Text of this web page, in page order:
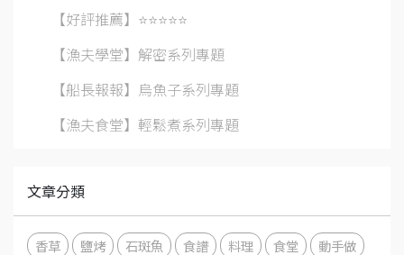
【好評推薦】⭐️⭐️⭐️⭐️⭐️
【漁夫學堂】解密系列專題
【船長報報】烏魚子系列專題
【漁夫食堂】輕鬆煮系列專題
文章分類
香草 鹽烤 石斑魚 食譜 料理 食堂
動手做